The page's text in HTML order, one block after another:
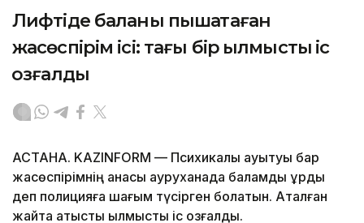
Лифтіде баланы пышақтаған
жасөспірім ісі: тағы бір қылмыстық іс
қозғалды
АСТАНА. KAZINFORM — Психикалық ауытқуы бар
жасөспірімнің анасы ауруханада баламды ұрды
деп полицияға шағым түсірген болатын. Аталған
жайтқа қатысты қылмыстық іс қозғалды.